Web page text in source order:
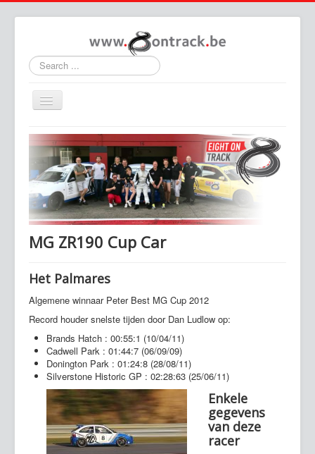
Search
...
Toggle
Navigation
Home
Team
Agenda 2021
Contact
MG ZR190 Cup Car
Het Palmares
Algemene winnaar Peter Best MG Cup 2012
Record houder snelste tijden door Dan Ludlow op:
Brands Hatch : 00:55:1 (10/04/11)
Cadwell Park : 01:44:7 (06/09/09)
Donington Park : 01:24:8 (28/08/11)
Silverstone Historic GP : 02:28:63 (25/06/11)
Enkele
gegevens
van deze
racer